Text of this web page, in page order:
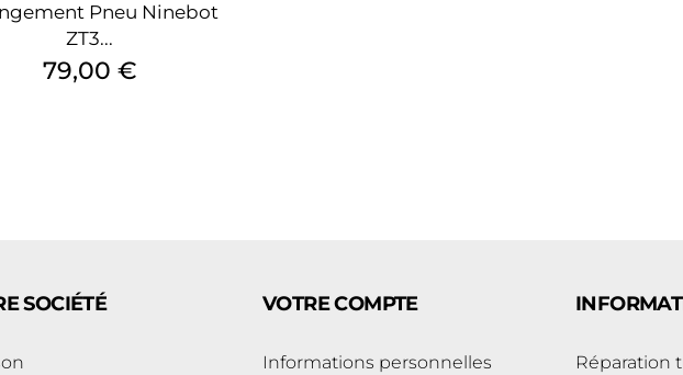
Pneu Ninebot
ZT3...
Prix
79,00 €
SOCIÉTÉ VOTRE COMPTE
Informations personnelles
Réparation